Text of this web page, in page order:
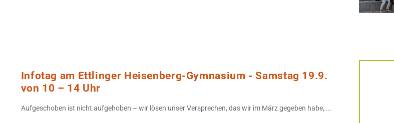
Infotag am Ettlinger Heisenberg-Gymnasium - Samstag 19.9.
von 10 – 14 Uhr
Aufgeschoben ist nicht aufgehoben – wir lösen unser Versprechen, das wir im März gegeben habe, ...